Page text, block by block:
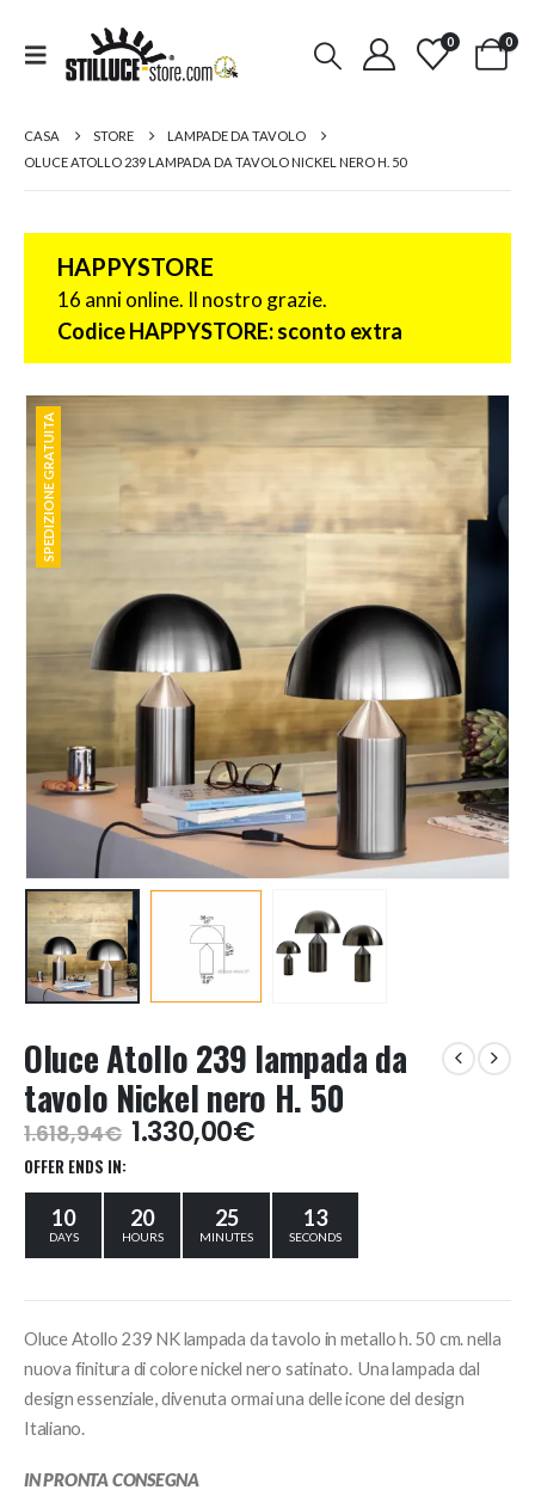
0 0
CASA STORE
LAMPADE DA TAVOLO
OLUCE ATOLLO 239 LAMPADA DA TAVOLO NICKEL NERO H. 50
HAPPYSTORE
16 anni online. Il nostro grazie.
Codice HAPPYSTORE: sconto extra
SPEDIZIONE GRATUITA
SPEDIZIONE GRATUITA
Oluce Atollo 239 lampada da
tavolo Nickel nero H. 50
1.618,94€ Il
prezzo
originale
era:
1.618,94€.
1.330,00€Il
attuale
1.330,00€.
OFFER ENDS IN:
10
DAYS
20
HOURS
25
MINUTES
13
SECONDS
Oluce Atollo 239 NK lampada da tavolo in metallo h. 50 cm. nella
nuova finitura di colore nickel nero satinato. Una lampada dal
design essenziale, divenuta ormai una delle icone del design
Italiano.
IN PRONTA CONSEGNA